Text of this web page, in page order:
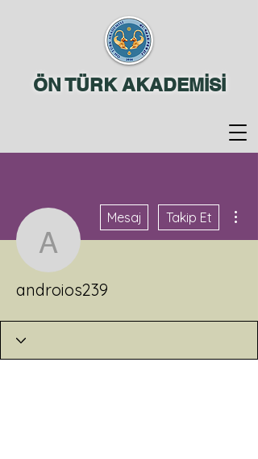
ÖN TÜRK AKADEMİSİ
androios239
Mesaj Takip Et
androios239